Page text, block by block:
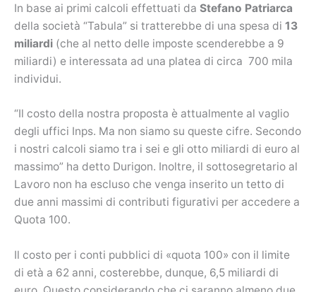
In base ai primi calcoli effettuati da Stefano Patriarca
della società “Tabula” si tratterebbe di una spesa di 13
miliardi (che al netto delle imposte scenderebbe a 9
miliardi) e interessata ad una platea di circa 700 mila
individui.
“Il costo della nostra proposta è attualmente al vaglio
degli uffici Inps. Ma non siamo su queste cifre. Secondo
i nostri calcoli siamo tra i sei e gli otto miliardi di euro al
massimo” ha detto Durigon. Inoltre, il sottosegretario al
Lavoro non ha escluso che venga inserito un tetto di
due anni massimi di contributi figurativi per accedere a
Quota 100.
Il costo per i conti pubblici di «quota 100» con il limite
di età a 62 anni, costerebbe, dunque, 6,5 miliardi di